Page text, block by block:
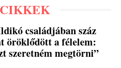
családjában száz
öröklődött a félelem:
szeretném megtörni”